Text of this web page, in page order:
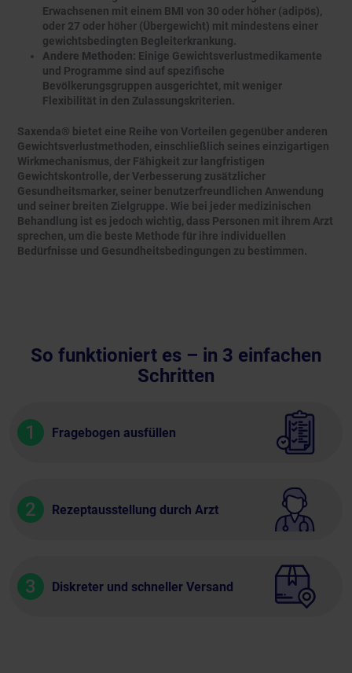
Erwachsenen mit einem BMI von 30 oder höher (adipös),
oder 27 oder höher (Übergewicht) mit mindestens einer
gewichtsbedingten Begleiterkrankung.
Andere Methoden: Einige Gewichtsverlustmedikamente
und Programme sind auf spezifische
Bevölkerungsgruppen ausgerichtet, mit weniger
Flexibilität in den Zulassungskriterien.
Saxenda® bietet eine Reihe von Vorteilen gegenüber anderen
Gewichtsverlustmethoden, einschließlich seines einzigartigen
Wirkmechanismus, der Fähigkeit zur langfristigen
Gewichtskontrolle, der Verbesserung zusätzlicher
Gesundheitsmarker, seiner benutzerfreundlichen Anwendung
und seiner breiten Zielgruppe. Wie bei jeder medizinischen
Behandlung ist es jedoch wichtig, dass Personen mit ihrem Arzt
sprechen, um die beste Methode für ihre individuellen
Bedürfnisse und Gesundheitsbedingungen zu bestimmen.
So funktioniert es – in 3 einfachen
Schritten
1 Fragebogen ausfüllen
2 Rezeptausstellung durch Arzt
3 Diskreter und schneller Versand